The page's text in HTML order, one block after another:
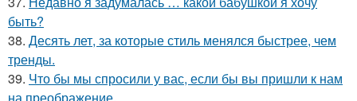
быть?
38. Десять лет, за которые стиль менялся быстрее, чем
тренды.
39. Что бы мы спросили у вас, если бы вы пришли к нам